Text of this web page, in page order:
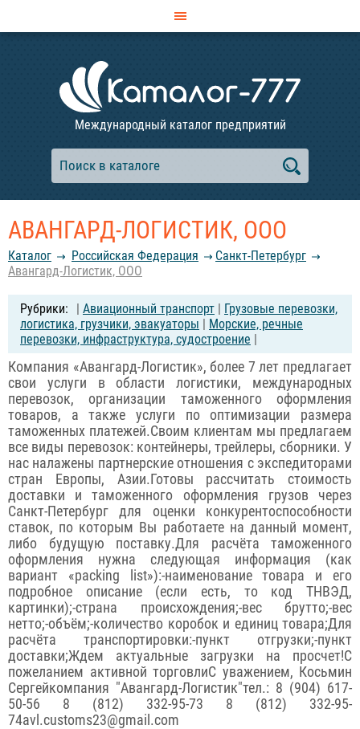
Международный каталог предприятий
АВАНГАРД-ЛОГИСТИК, ООО
Каталог Российcкая Федерация
Санкт-Петербург
Авангард-Логистик, ООО
| Авиационный транспорт | Грузовые перевозки,
логистика, грузчики, эвакуаторы | Морские, речные
перевозки, инфраструктура, судостроение |
Компания «Авангард-Логистик», более 7 лет предлагает
свои услуги в области логистики, международных
перевозок, организации таможенного оформления
товаров, а также услуги по оптимизации размера
таможенных платежей.Своим клиентам мы предлагаем
все виды перевозок: контейнеры, трейлеры, сборники. У
нас налажены партнерские отношения с экспедиторами
стран Европы, Азии.Готовы рассчитать стоимость
доставки и таможенного оформления грузов через
Санкт-Петербург для оценки конкурентоспособности
ставок, по которым Вы работаете на данный момент,
либо будущую поставку.Для расчёта таможенного
оформления нужна следующая информация (как
вариант «packing list»):-наименование товара и его
подробное описание (если есть, то код ТНВЭД,
картинки);-страна происхождения;-вес брутто;-вес
нетто;-объём;-количество коробок и единиц товара;Для
расчёта транспортировки:-пункт отгрузки;-пункт
доставки;Ждем актуальные загрузки на просчет!С
пожеланием активной торговлиС уважением, Косьмин
Сергейкомпания "Авангард-Логистик"тел.: 8 (904) 617-
50-56 8 (812) 332-95-73 8 (812) 332-95-
74avl.customs23@gmail.com